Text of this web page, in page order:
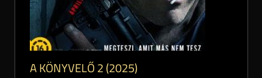
A KÖNYVELŐ 2 (2025)